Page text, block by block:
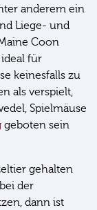
anderem ein
Liege- und
Coon
für
keinesfalls zu
als verspielt,
Spielmäuse
geboten sein
gehalten
der
dann ist